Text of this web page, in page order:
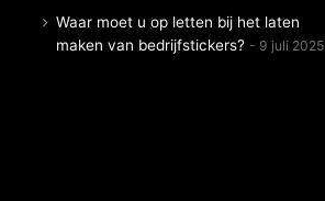
Waar moet u op letten bij het laten
maken van bedrijfstickers?
9 juli 2025